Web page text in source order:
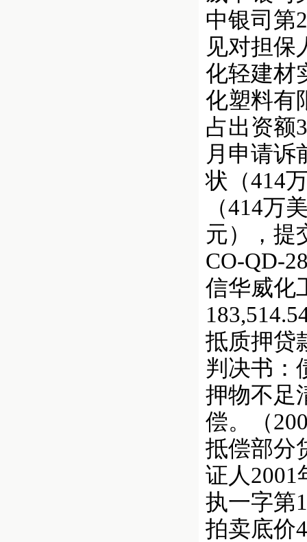
中银司第
见对担保
化轻建材
化塑料有
占出资额
月申请诉
状（414
（414万
元），提
CO-QD-
信华威化
抵质押贷
判决书：
押物不足
偿。（
抵偿部分
证人2001
执一字第
拍卖底价